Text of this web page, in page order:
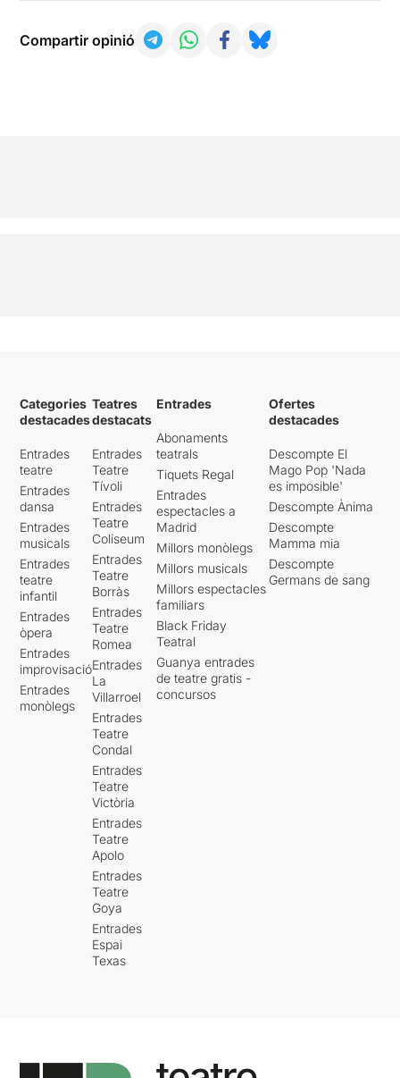
Compartir opinió
Categories
destacades
Entrades
teatre
Entrades
dansa
Entrades
musicals
Entrades
teatre
infantil
Entrades
òpera
Entrades
improvisació
Entrades
monòlegs
Teatres
destacats
Entrades
Teatre
Tívoli
Entrades
Teatre
Coliseum
Entrades
Teatre
Borràs
Entrades
Teatre
Romea
Entrades
La
Villarroel
Entrades
Teatre
Condal
Entrades
Teatre
Victòria
Entrades
Teatre
Apolo
Entrades
Teatre
Goya
Entrades
Espai
Texas
Entrades
Abonaments
teatrals
Tiquets Regal
Entrades
espectacles a
Madrid
Millors monòlegs
Millors musicals
Millors espectacles
familiars
Black Friday
Teatral
Guanya entrades
de teatre gratis -
concursos
Ofertes
destacades
Descompte El
Mago Pop 'Nada
es imposible'
Descompte Ànima
Descompte
Mamma mia
Descompte
Germans de sang